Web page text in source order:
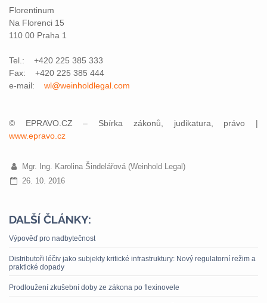
Florentinum
Na Florenci 15
110 00 Praha 1
Tel.: +420 225 385 333
Fax: +420 225 385 444
e-mail: wl@weinholdlegal.com
© EPRAVO.CZ – Sbírka zákonů, judikatura, právo |
www.epravo.cz
Mgr. Ing. Karolina Šindelářová (Weinhold Legal)
26. 10. 2016
DALŠÍ ČLÁNKY:
Výpověď pro nadbytečnost
Distributoři léčiv jako subjekty kritické infrastruktury: Nový regulatorní režim a
praktické dopady
Prodloužení zkušební doby ze zákona po flexinovele